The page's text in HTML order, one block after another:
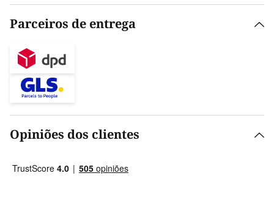
Parceiros de entrega
Opiniões dos clientes